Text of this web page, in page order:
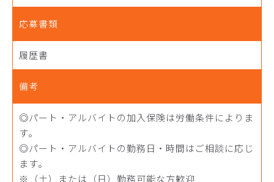
応募書類
履歴書
備考
◎パート・アルバイトの加入保険は労働条件によりま
す。
◎パート・アルバイトの勤務日・時間はご相談に応じ
ます。
※（土）または（日）勤務可能な方歓迎